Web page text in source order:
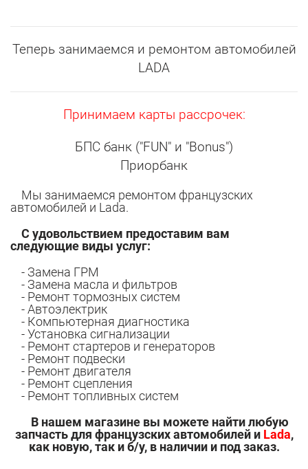
Теперь занимаемся и ремонтом автомобилей
LADA
Принимаем карты рассрочек:
БПС банк ("FUN" и "Bonus")
Приорбанк
Мы занимаемся ремонтом французских
автомобилей и Lada.
С удовольствием предоставим вам
следующие виды услуг:
- Замена ГРМ
- Замена масла и фильтров
- Ремонт тормозных систем
- Автоэлектрик
- Компьютерная диагностика
- Установка сигнализации
- Ремонт стартеров и генераторов
- Ремонт подвески
- Ремонт двигателя
- Ремонт сцепления
- Ремонт топливных систем
В нашем магазине вы можете найти любую
запчасть для французских автомобилей и Lada,
как новую, так и б/у,в наличии и под заказ.